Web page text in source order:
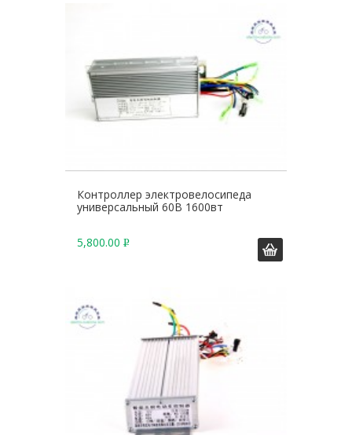
Контроллер электровелосипеда
универсальный 60В 1600вт
5,800.00 Р